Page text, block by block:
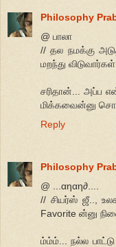
Philosophy
@ பாலா
// தல நமக்கு
மறந்து
சரிதான்... அப்ப
மிக்கவைன்னு
Reply
Philosophy
@ ...αηαη∂....
// சியர்ஸ் ஜீ..,
Favorite ன்னு
ம்ம்ம்... நல்ல